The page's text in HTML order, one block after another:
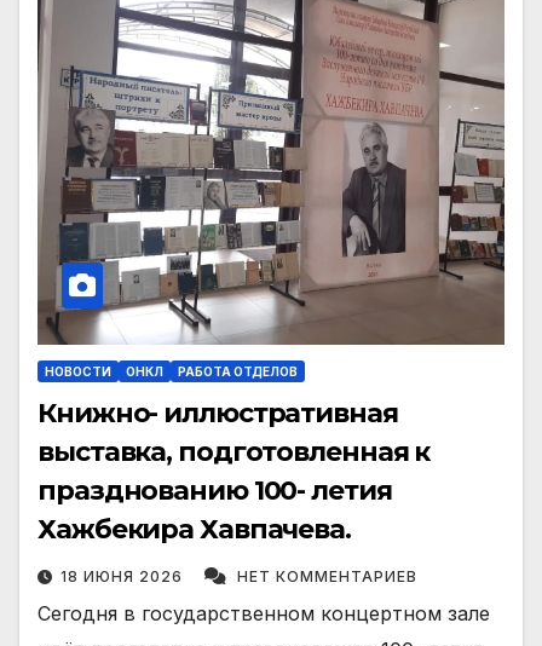
НОВОСТИ ОНКЛ РАБОТА ОТДЕЛОВ
Книжно- иллюстративная
выставка, подготовленная к
празднованию 100- летия
Хажбекира Хавпачева.
18 ИЮНЯ 2026 НЕТ КОММЕНТАРИЕВ
Сегодня в государственном концертном зале